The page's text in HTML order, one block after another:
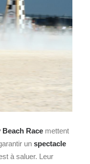
Race mettent
un spectacle
à saluer. Leur